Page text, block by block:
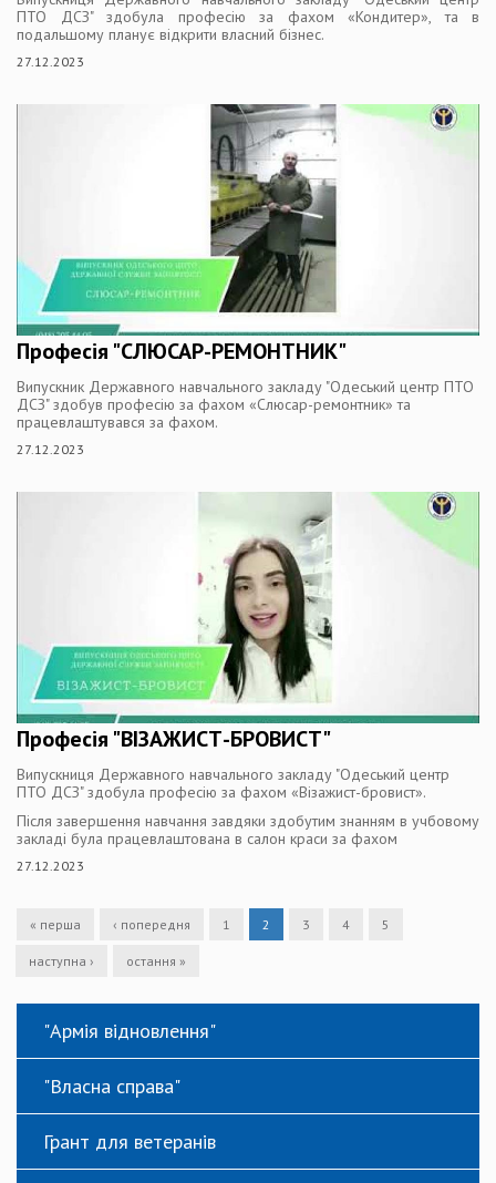
ПТО ДСЗ" здобула професію за фахом «Кондитер», та в
подальшому планує відкрити власний бізнес.
27.12.2023
Професія "СЛЮСАР-РЕМОНТНИК"
Випускник Державного навчального закладу "Одеський центр ПТО
ДСЗ" здобув професію за фахом «Слюсар-ремонтник» та
працевлаштувався за фахом.
27.12.2023
Професія "ВІЗАЖИСТ-БРОВИСТ"
Випускниця Державного навчального закладу "Одеський центр
ПТО ДСЗ" здобула професію за фахом «Візажист-бровист».
Після завершення навчання завдяки здобутим знанням в учбовому
закладі була працевлаштована в салон краси за фахом
27.12.2023
« перша ‹ попередня 1 2 3 4 5
наступна › остання »
"Армія відновлення"
"Власна справа"
Грант для ветеранів